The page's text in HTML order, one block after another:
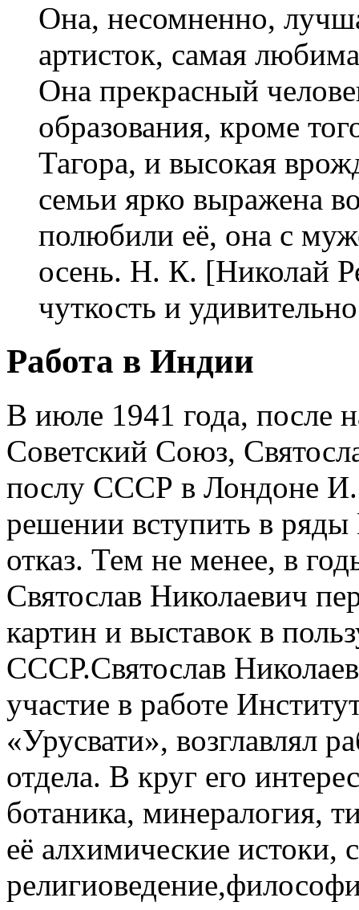
Она, несомненно,
артисток, самая
Она прекрасный
образования, кроме
Тагора, и высокая
семьи ярко выражена
полюбили её, она с
осень. Н. К. [Николай
чуткость и
Работа в Индии
В июле 1941 года, после
Советский Союз,
послу СССР в Лондоне
решении вступить в
отказ. Тем не менее, в
Святослав Николаевич
картин и выставок в
СССР.Святослав
участие в работе
«Урусвати», возглавлял
отдела. В круг его
ботаника, минералогия,
её алхимические истоки,